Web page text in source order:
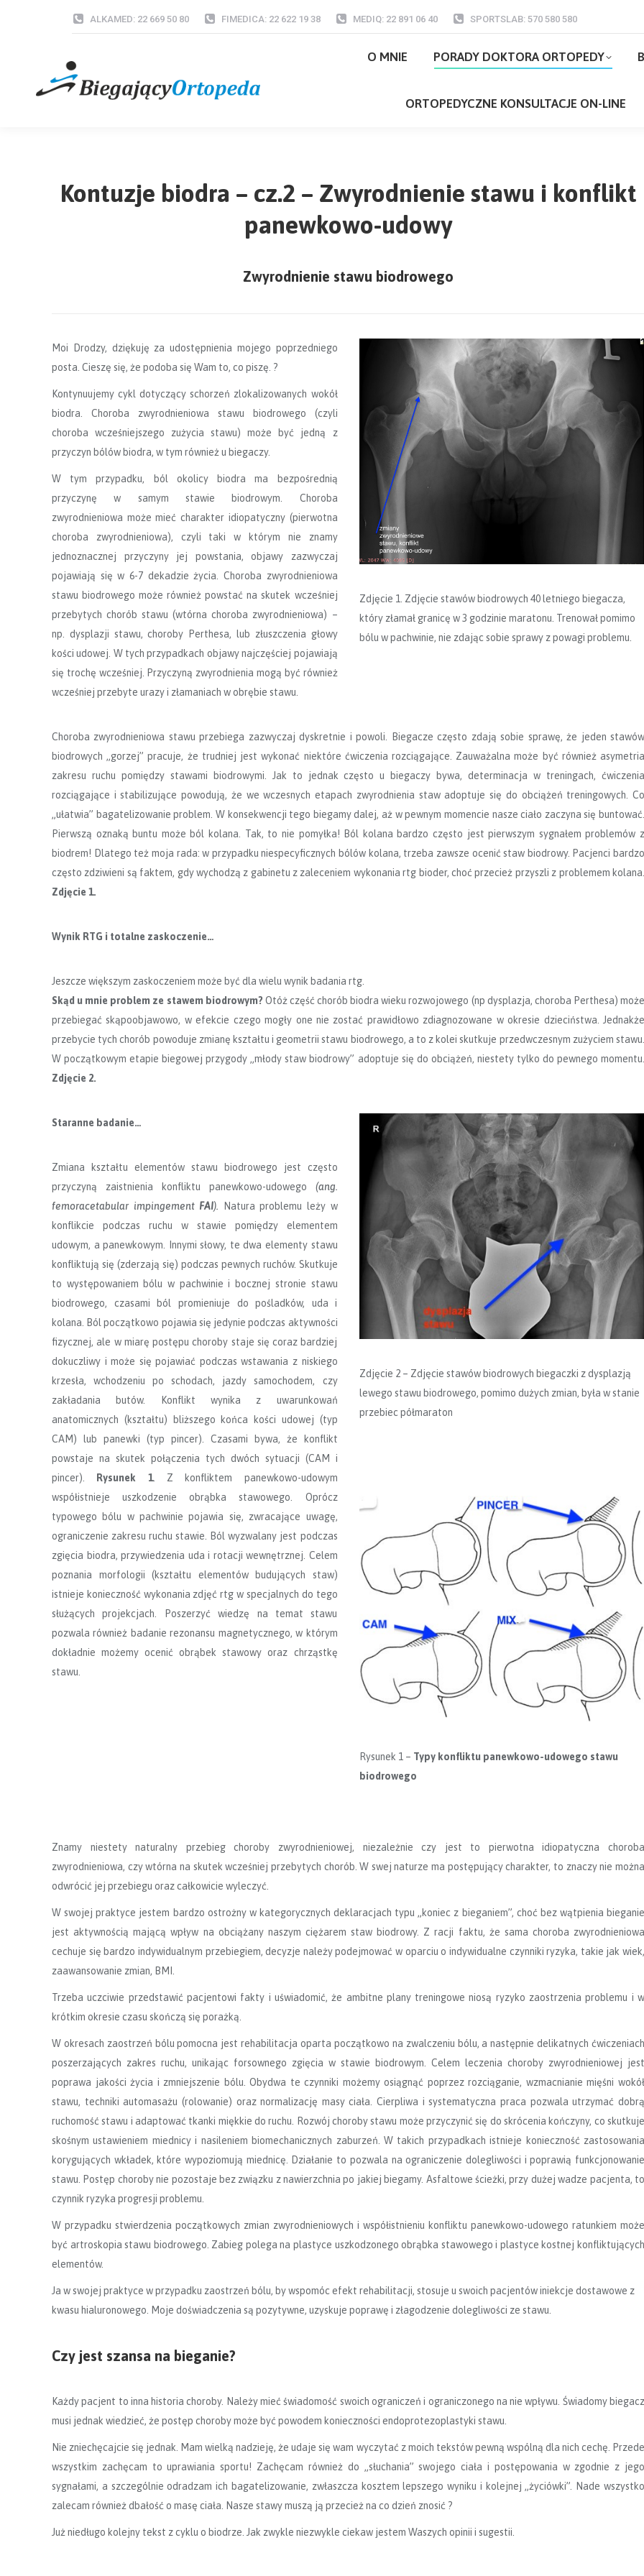
ALKAMED: 22 669 50 80 FIMEDICA: 22 622 19 38 MEDIQ: 22 891 06 40 SPORTSLAB: 570 580 580
O MNIE PORADY DOKTORA ORTOPEDY
ORTOPEDYCZNE KONSULTACJE ON-LINE
Kontuzje biodra – cz.2 – Zwyrodnienie stawu i konflikt
panewkowo-udowy
Zwyrodnienie stawu biodrowego
Moi Drodzy, dziękuję za udostępnienia mojego poprzedniego
posta. Cieszę się, że podoba się Wam to, co piszę. ?
Kontynuujemy cykl dotyczący schorzeń zlokalizowanych wokół
biodra. Choroba zwyrodnieniowa stawu biodrowego (czyli
choroba wcześniejszego zużycia stawu) może być jedną z
przyczyn bólów biodra, w tym również u biegaczy.
W tym przypadku, ból okolicy biodra ma bezpośrednią
przyczynę w samym stawie biodrowym. Choroba
zwyrodnieniowa może mieć charakter idiopatyczny (pierwotna
choroba zwyrodnieniowa), czyli taki w którym nie znamy
jednoznacznej przyczyny jej powstania, objawy zazwyczaj
pojawiają się w 6-7 dekadzie życia. Choroba zwyrodnieniowa
stawu biodrowego może również powstać na skutek wcześniej
przebytych chorób stawu (wtórna choroba zwyrodnieniowa) –
np. dysplazji stawu, choroby Perthesa, lub złuszczenia głowy
kości udowej. W tych przypadkach objawy najczęściej pojawiają
się trochę wcześniej. Przyczyną zwyrodnienia mogą być również
wcześniej przebyte urazy i złamaniach w obrębie stawu.
Zdjęcie 1. Zdjęcie stawów biodrowych 40 letniego biegacza,
który złamał granicę w 3 godzinie maratonu. Trenował pomimo
bólu w pachwinie, nie zdając sobie sprawy z powagi problemu.
Choroba zwyrodnieniowa stawu przebiega zazwyczaj dyskretnie i powoli. Biegacze często zdają sobie sprawę, że jeden stawów
biodrowych „gorzej” pracuje, że trudniej jest wykonać niektóre ćwiczenia rozciągające. Zauważalna może być również asymetria
zakresu ruchu pomiędzy stawami biodrowymi. Jak to jednak często u biegaczy bywa, determinacja w treningach, ćwiczenia
rozciągające i stabilizujące powodują, że we wczesnych etapach zwyrodnienia staw adoptuje się do obciążeń treningowych. Co
„ułatwia” bagatelizowanie problem. W konsekwencji tego biegamy dalej, aż w pewnym momencie nasze ciało zaczyna się buntować.
Pierwszą oznaką buntu może ból kolana. Tak, to nie pomyłka! Ból kolana bardzo często jest pierwszym sygnałem problemów z
biodrem! Dlatego też moja rada: w przypadku niespecyficznych bólów kolana, trzeba zawsze ocenić staw biodrowy. Pacjenci bardzo
często zdziwieni są faktem, gdy wychodzą z gabinetu z zaleceniem wykonania rtg bioder, choć przecież przyszli z problemem kolana.
Zdjęcie 1.
Wynik RTG i totalne zaskoczenie…
Jeszcze większym zaskoczeniem może być dla wielu wynik badania rtg.
Skąd u mnie problem ze stawem biodrowym? Otóż część chorób biodra wieku rozwojowego (np dysplazja, choroba Perthesa) może
przebiegać skąpoobjawowo, w efekcie czego mogły one nie zostać prawidłowo zdiagnozowane w okresie dzieciństwa. Jednakże
przebycie tych chorób powoduje zmianę kształtu i geometrii stawu biodrowego, a to z kolei skutkuje przedwczesnym zużyciem stawu.
W początkowym etapie biegowej przygody „młody staw biodrowy” adoptuje się do obciążeń, niestety tylko do pewnego momentu.
Zdjęcie 2.
Staranne badanie…
Zmiana kształtu elementów stawu biodrowego jest często
przyczyną zaistnienia konfliktu panewkowo-udowego (ang.
femoracetabular impingement FAI).
Natura problemu leży w
konflikcie podczas ruchu w stawie pomiędzy elementem
udowym, a panewkowym. Innymi słowy, te dwa elementy stawu
konfliktują się (zderzają się) podczas pewnych ruchów. Skutkuje
to występowaniem bólu w pachwinie i bocznej stronie stawu
biodrowego, czasami ból promieniuje do pośladków, uda i
kolana. Ból początkowo pojawia się jedynie podczas aktywności
fizycznej, ale w miarę postępu choroby staje się coraz bardziej
dokuczliwy i może się pojawiać podczas wstawania z niskiego
krzesła, wchodzeniu po schodach, jazdy samochodem, czy
zakładania butów. Konflikt wynika z uwarunkowań
anatomicznych (kształtu) bliższego końca kości udowej (typ
CAM) lub panewki (typ pincer). Czasami bywa, że konflikt
powstaje na skutek połączenia tych dwóch sytuacji (CAM i
pincer).
Rysunek 1. Z konfliktem panewkowo-udowym
współistnieje uszkodzenie obrąbka stawowego. Oprócz
typowego bólu w pachwinie pojawia się, zwracające uwagę,
ograniczenie zakresu ruchu stawie. Ból wyzwalany jest podczas
zgięcia biodra, przywiedzenia uda i rotacji wewnętrznej. Celem
poznania morfologii (kształtu elementów budujących staw)
istnieje konieczność wykonania zdjęć rtg w specjalnych do tego
służących projekcjach. Poszerzyć wiedzę na temat stawu
pozwala również badanie rezonansu magnetycznego, w którym
dokładnie możemy ocenić obrąbek stawowy oraz chrząstkę
stawu.
Zdjęcie 2 – Zdjęcie stawów biodrowych biegaczki z dysplazją
lewego stawu biodrowego, pomimo dużych zmian, była w stanie
przebiec półmaraton
Rysunek 1 – Typy konfliktu panewkowo-udowego stawu
biodrowego
Znamy niestety naturalny przebieg choroby zwyrodnieniowej, niezależnie czy jest to pierwotna idiopatyczna choroba
zwyrodnieniowa, czy wtórna na skutek wcześniej przebytych chorób. W swej naturze ma postępujący charakter, to znaczy nie można
odwrócić jej przebiegu oraz całkowicie wyleczyć.
W swojej praktyce jestem bardzo ostrożny w kategorycznych deklaracjach typu „koniec z bieganiem”, choć bez wątpienia bieganie
jest aktywnością mającą wpływ na obciążany naszym ciężarem staw biodrowy. Z racji faktu, że sama choroba zwyrodnieniowa
cechuje się bardzo indywidualnym przebiegiem, decyzje należy podejmować w oparciu o indywidualne czynniki ryzyka, takie jak wiek,
zaawansowanie zmian, BMI.
Trzeba uczciwie przedstawić pacjentowi fakty i uświadomić, że ambitne plany treningowe niosą ryzyko zaostrzenia problemu i w
krótkim okresie czasu skończą się porażką.
W okresach zaostrzeń bólu pomocna jest rehabilitacja oparta początkowo na zwalczeniu bólu, a następnie delikatnych ćwiczeniach
poszerzających zakres ruchu, unikając forsownego zgięcia w stawie biodrowym. Celem leczenia choroby zwyrodnieniowej jest
poprawa jakości życia i zmniejszenie bólu. Obydwa te czynniki możemy osiągnąć poprzez rozciąganie, wzmacnianie mięśni wokół
stawu, techniki automasażu (rolowanie) oraz normalizację masy ciała. Cierpliwa i systematyczna praca pozwala utrzymać dobrą
ruchomość stawu i adaptować tkanki miękkie do ruchu. Rozwój choroby stawu może przyczynić się do skrócenia kończyny, co skutkuje
skośnym ustawieniem miednicy i nasileniem biomechanicznych zaburzeń. W takich przypadkach istnieje konieczność zastosowania
korygujących wkładek, które wypoziomują miednicę. Działanie to pozwala na ograniczenie dolegliwości i poprawią funkcjonowanie
stawu. Postęp choroby nie pozostaje bez związku z nawierzchnia po jakiej biegamy. Asfaltowe ścieżki, przy dużej wadze pacjenta, to
czynnik ryzyka progresji problemu.
W przypadku stwierdzenia początkowych zmian zwyrodnieniowych i współistnieniu konfliktu panewkowo-udowego ratunkiem może
być artroskopia stawu biodrowego. Zabieg polega na plastyce uszkodzonego obrąbka stawowego i plastyce kostnej konfliktujących
elementów.
Ja w swojej praktyce w przypadku zaostrzeń bólu, by wspomóc efekt rehabilitacji, stosuje u swoich pacjentów iniekcje dostawowe z
kwasu hialuronowego. Moje doświadczenia są pozytywne, uzyskuje poprawę i złagodzenie dolegliwości ze stawu.
Czy jest szansa na bieganie?
Każdy pacjent to inna historia choroby. Należy mieć świadomość swoich ograniczeń i ograniczonego na nie wpływu. Świadomy biegacz
musi jednak wiedzieć, że postęp choroby może być powodem konieczności endoprotezoplastyki stawu.
Nie zniechęcajcie się jednak. Mam wielką nadzieję, że udaje się wam wyczytać z moich tekstów pewną wspólną dla nich cechę. Przede
wszystkim zachęcam to uprawiania sportu! Zachęcam również do „słuchania” swojego ciała i postępowania w zgodnie z jego
sygnałami, a szczególnie odradzam ich bagatelizowanie, zwłaszcza kosztem lepszego wyniku i kolejnej „życiówki”. Nade wszystko
zalecam również dbałość o masę ciała. Nasze stawy muszą ją przecież na co dzień znosić ?
Już niedługo kolejny tekst z cyklu o biodrze. Jak zwykle niezwykle ciekaw jestem Waszych opinii i sugestii.
O MNIE PORADY DOKTORA ORTOPEDY
ORTOPEDYCZNE KONSULTACJE ON-